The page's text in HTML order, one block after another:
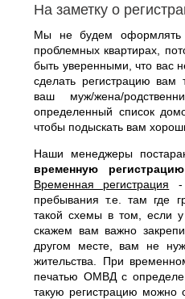
На заметку о
Мы не будем оформлять
проблемных квартирах,
быть уверенными, что вас
сделать регистрацию вам
ваш муж/жена/
определенный список
чтобы подыскать вам
Наши менеджеры
временную
Временная регистрация -
пребывания т.е. там где
такой схемы в том, если
скажем вам важно
другом месте, вам не
жительства. При
печатью ОМВД с
такую регистрацию